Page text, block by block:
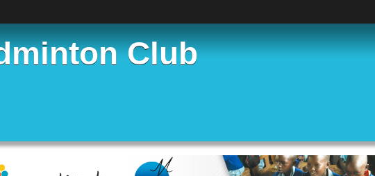
Club